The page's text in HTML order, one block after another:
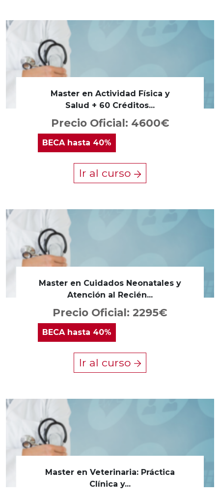
Master en Actividad Física y
Salud + 60 Créditos...
Precio Oficial: 4600€
BECAhasta 40%
Ir al curso
Master en Cuidados Neonatales y
Atención al Recién...
Precio Oficial: 2295€
BECA hasta 40%
Ir al curso
Master en Veterinaria: Práctica
Clínica y...